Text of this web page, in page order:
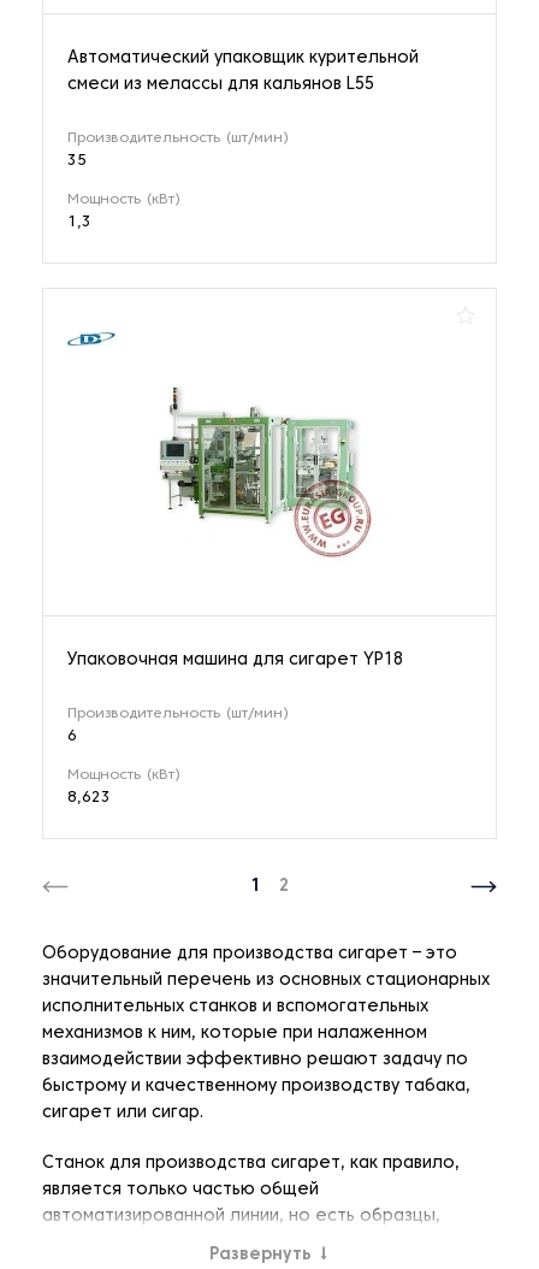
Автоматический упаковщик курительной
смеси из мелассы для кальянов L55
Производительность (шт/мин)
35
Мощность (кВт)
1,3
Упаковочная машина для сигарет YP18
Производительность (шт/мин)
6
Мощность (кВт)
8,623
1 2
Оборудование для производства сигарет – это
значительный перечень из основных стационарных
исполнительных станков и вспомогательных
механизмов к ним, которые при налаженном
взаимодействии эффективно решают задачу по
быстрому и качественному производству табака,
сигарет или сигар.
Станок для производства сигарет, как правило,
является только частью общей
автоматизированной линии, но есть образцы,
которые могут выполнять работу в
Развернуть ↓